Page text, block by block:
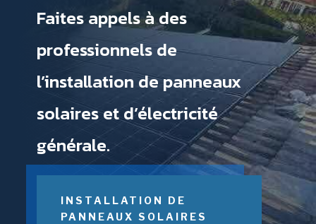
Faites appels à des
professionnels de
l’installation de panneaux
solaires et d’électricité
générale.
INSTALLATION DE
PANNEAUX SOLAIRES